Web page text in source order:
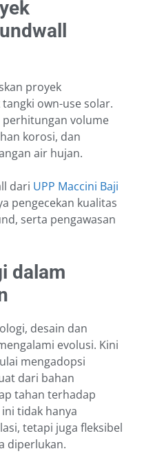
proyek
own-use solar.
volume
korosi, dan
air hujan.
dari UPP Maccini Baji
pengecekan kualitas
serta pengawasan
dalam
desain dan
evolusi. Kini
mengadopsi
dari bahan
tahan terhadap
tidak hanya
tetapi juga fleksibel
diperlukan.